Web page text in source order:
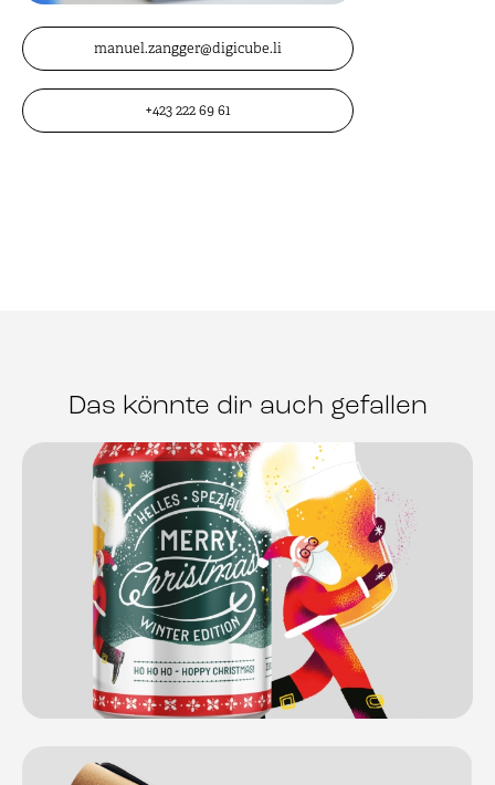
manuel.zangger@digicube.li
+423 222 69 61
Das könnte dir auch gefallen